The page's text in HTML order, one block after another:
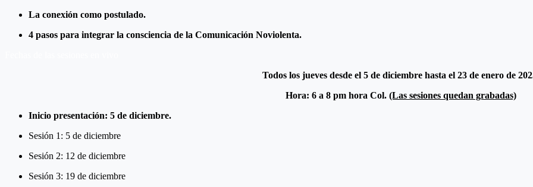
La conexión como postulado.
4 pasos para integrar la consciencia de la Comunicación Noviolenta.
Todos los jueves desde el 5 de diciembre hasta el 23 de enero de
Hora: 6 a 8 pm hora Col. (Las sesiones quedan grabadas)
Inicio presentación: 5 de diciembre.
Sesión 1: 5 de diciembre
Sesión 2: 12 de diciembre
Sesión 3: 19 de diciembre